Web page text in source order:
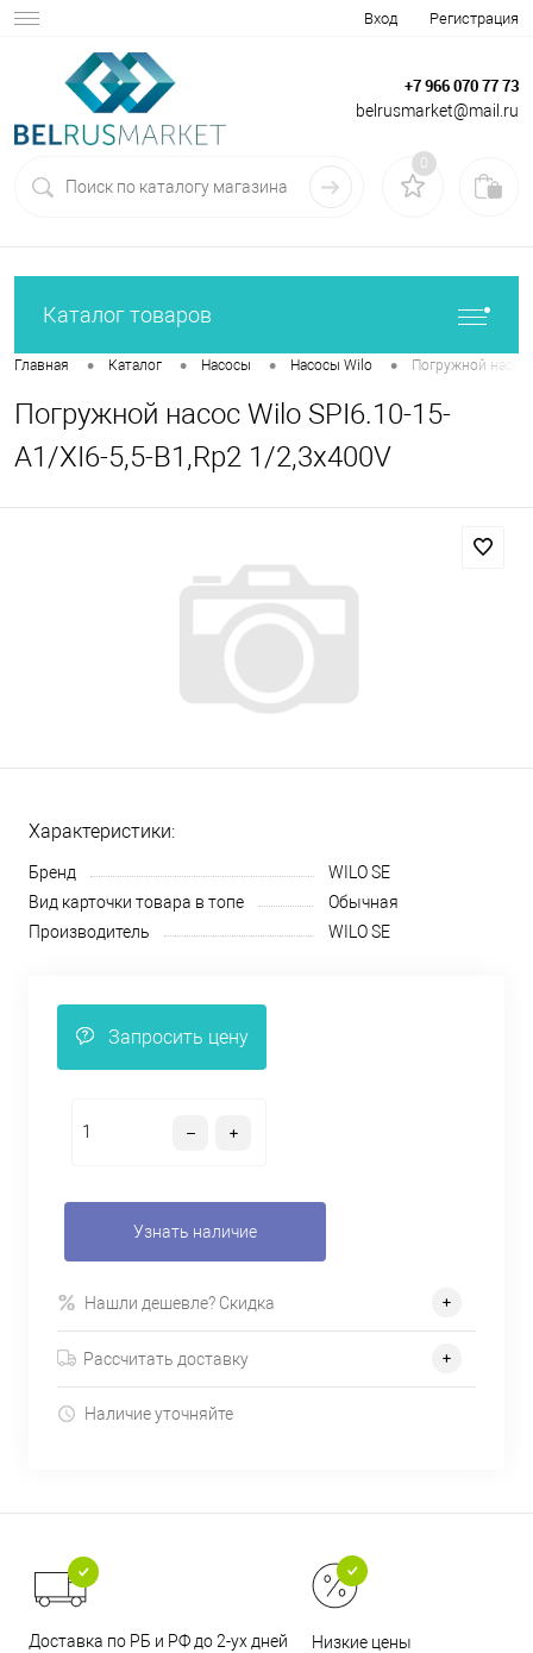
Вход Регистрация
+7 966 070 77 73
belrusmarket@mail.ru
0
Каталог товаров
Главная • Каталог • Насосы • Насосы Wilo • Погружной насос
Погружной насос Wilo SPI6.10-15-
A1/XI6-5,5-B1,Rp2 1/2,3x400V
Характеристики:
Бренд
WILO SE
Вид карточки товара в топе
Обычная
Производитель
WILO SE
Запросить цену
Узнать наличие
Нашли дешевле? Скидка
Рассчитать доставку
Наличие уточняйте
Доставка по РБ и РФ до 2-ух дней Низкие цены